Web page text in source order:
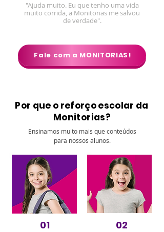
"Ajuda muito. Eu que tenho uma vida
muito corrida, a Monitorias me salvou
de verdade".
Fale com a MONITORIAS!
Por que o reforço escolar da
Monitorias?
Ensinamos muito mais que conteúdos
para nossos alunos.
01 02